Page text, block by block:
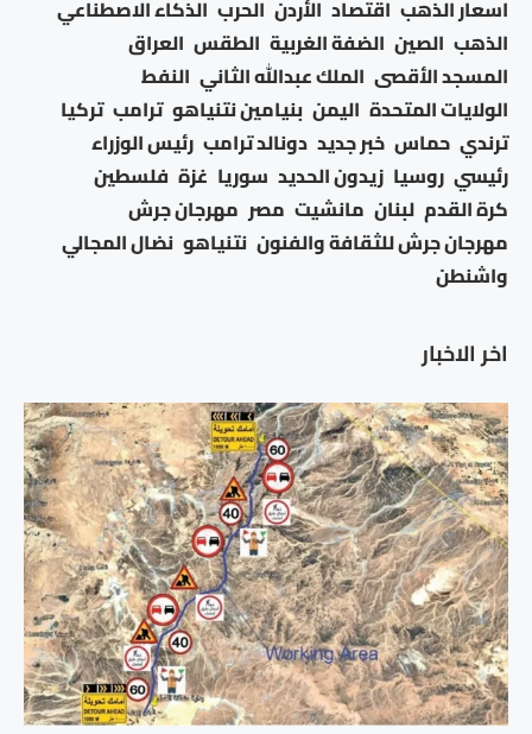
اخر الاخبار
اسعار الذهب اقتصاد الأردن الحرب الذكاء الاصطناعي
الذهب الصين الضفة الغربية الطقس العراق
المسجد الأقصى الملك عبدالله الثاني النفط
الولايات المتحدة اليمن بنيامين نتنياهو ترامب تركيا
ترندي حماس خبر جديد دونالد ترامب رئيس الوزراء
رئيسي روسيا زيدون الحديد سوريا غزة فلسطين
كرة القدم لبنان مانشيت مصر مهرجان جرش
مهرجان جرش للثقافة والفنون نتنياهو نضال المجالي
واشنطن